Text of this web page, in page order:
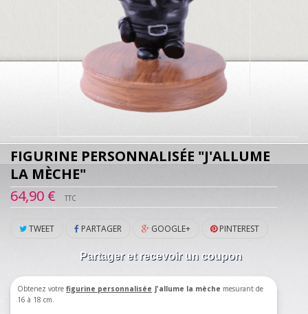
FIGURINE PERSONNALISÉE "J'ALLUME
LA MÈCHE"
64,90 €
TTC
TWEET PARTAGER GOOGLE+ PINTEREST
Partager et recevoir un coupon
Obtenez votrefigurine personnalisée J'allume la mèche mesurant de
16 à 18 cm.